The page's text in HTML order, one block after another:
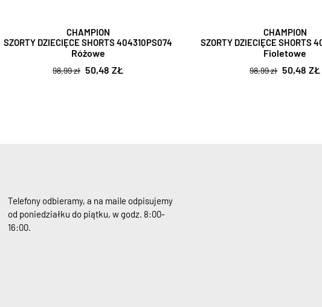
CHAMPION
SZORTY DZIECIĘCE SHORTS 404310PS074
Różowe
98,99 zł 50,48 ZŁ
CHAMPION
SZORTY DZIECIĘCE SHORTS
Fioletowe
98,99 zł 50,48 ZŁ
Telefony odbieramy, a na maile odpisujemy
od poniedziałku do piątku, w godz. 8:00-
16:00.